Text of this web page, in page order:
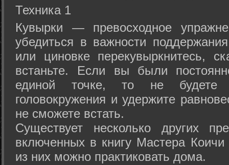
Техника 1
Кувырки — превосходное
убедиться в важности
или циновке перекувыркнитесь,
встаньте. Если вы были
единой точке, то не будете
головокружения и удержите
не сможете встать.
Существует несколько других
включенных в книгу Мастера
из них можно практиковать дома.